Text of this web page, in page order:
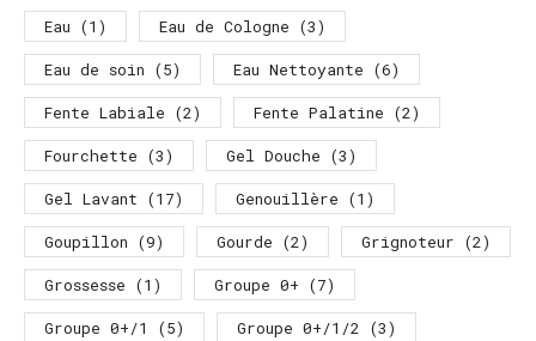
Eau (1) Eau de Cologne (3)
Eau de soin (5) Eau Nettoyante (6)
Fente Labiale (2) Fente Palatine (2)
Fourchette (3) Gel Douche (3)
Gel Lavant (17) Genouillère (1)
Goupillon (9) Gourde (2) Grignoteur (2)
Grossesse (1) Groupe 0+ (7)
Groupe 0+/1
(5) Groupe 0+/1/2 (3)